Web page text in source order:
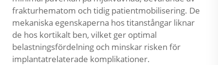
frakturhematom och tidig patientmobilisering. De
mekaniska egenskaperna hos titanstångar liknar
de hos kortikalt ben, vilket ger optimal
belastningsfördelning och minskar risken för
implantatrelaterade komplikationer.